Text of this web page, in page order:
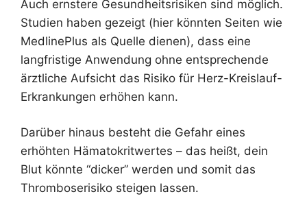
Auch ernstere Gesundheitsrisiken sind möglich.
Studien haben gezeigt (hier könnten Seiten wie
MedlinePlus als Quelle dienen), dass eine
langfristige Anwendung ohne entsprechende
ärztliche Aufsicht das Risiko für Herz-Kreislauf-
Erkrankungen erhöhen kann.
Darüber hinaus besteht die Gefahr eines
erhöhten Hämatokritwertes – das heißt, dein
Blut könnte “dicker” werden und somit das
Thromboserisiko steigen lassen.